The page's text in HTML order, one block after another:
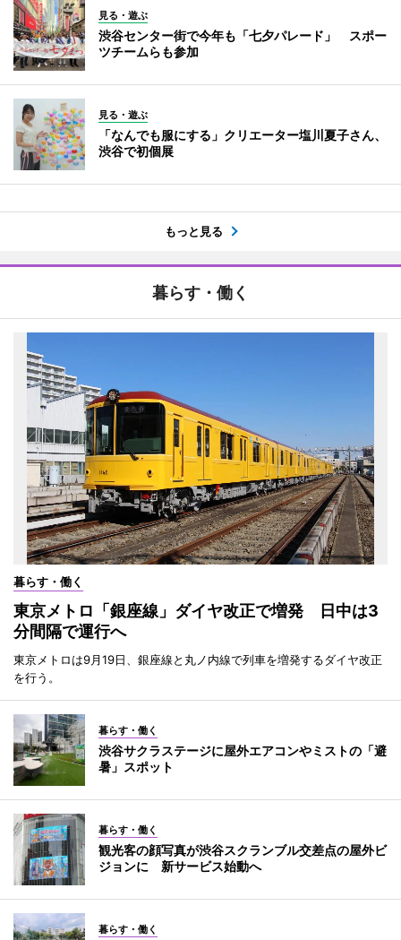
見る・遊ぶ
渋谷センター街で今年も「七夕パレード」 スポー
ツチームらも参加
見る・遊ぶ
「なんでも服にする」クリエーター塩川夏子さん、
渋谷で初個展
もっと見る
暮らす・働く
暮らす・働く
東京メトロ「銀座線」ダイヤ改正で増発 日中は3
分間隔で運行へ
東京メトロは9月19日、銀座線と丸ノ内線で列車を増発するダイヤ改正
を行う。
暮らす・働く
渋谷サクラステージに屋外エアコンやミストの「避
暑」スポット
暮らす・働く
観光客の顔写真が渋谷スクランブル交差点の屋外ビ
ジョンに 新サービス始動へ
暮らす・働く